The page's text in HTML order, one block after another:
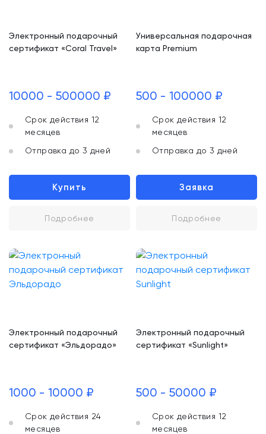
Электронный подарочный
сертификат «Coral Travel»
10000 - 500000 ₽
Срок действия 12
месяцев
Отправка до 3 дней
Купить
Подробнее
Универсальная подарочная
карта Premium
500 - 100000 ₽
Срок действия 12
месяцев
Отправка до 3 дней
Заявка
Подробнее
Электронный подарочный
сертификат «Эльдорадо»
1000 - 10000 ₽
Срок действия 24
месяцев
Электронный подарочный
сертификат «Sunlight»
500 - 50000 ₽
Срок действия 12
месяцев